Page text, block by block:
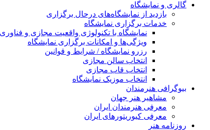
گالری و نمایشگاه
بازدید از نمایشگاه‌های درحال برگزاری
خدمات برگزاری نمایشگاه
نمایشگاه با تکنولوژی واقعیت مجازی و
ویژگی‌ها و امکانات برگزاری نمایشگاه
رزرو نمایشگاه / شرایط و قوانین
انتخاب سالن مجازی
انتخاب قاب مجازی
انتخاب موزیک نمایشگاه
بیوگرافی هنرمندان
مشاهیر هنر جهان
معرفی هنرمندان ایران
معرفی کیوریتورهای ایران
روزنامه هنر